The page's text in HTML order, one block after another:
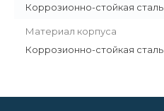
Коррозионно-стойкая сталь
Материал корпуса
Коррозионно-стойкая сталь